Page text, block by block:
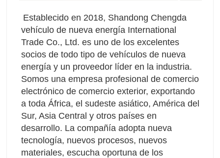
Establecido en 2018, Shandong Chengda
vehículo de nueva energía International
Trade Co., Ltd. es uno de los excelentes
socios de todo tipo de vehículos de nueva
energía y un proveedor líder en la industria.
Somos una empresa profesional de comercio
electrónico de comercio exterior, exportando
a toda África, el sudeste asiático, América del
Sur, Asia Central y otros países en
desarrollo. La compañía adopta nueva
tecnología, nuevos procesos, nuevos
materiales, escucha oportuna de los